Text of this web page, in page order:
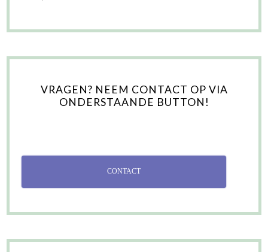
VRAGEN? NEEM CONTACT OP VIA
ONDERSTAANDE BUTTON!
CONTACT